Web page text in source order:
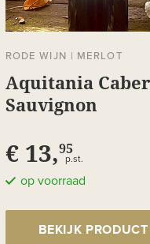
RODE WIJN | MERLOT
Aquitania
Sauvignon
€ 13,95
p.st.
op voorraad
BEKIJK PRODUCT